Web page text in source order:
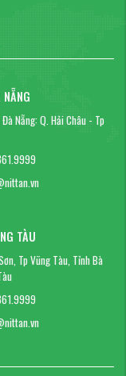
Đà Nẵng: Q. Hải Châu - Tp
TÀU
Tp Vũng Tàu, Tỉnh Bà